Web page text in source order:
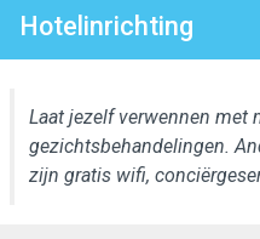
Hotelinrichting
Laat jezelf verwennen met
gezichtsbehandelingen.
zijn gratis wifi,